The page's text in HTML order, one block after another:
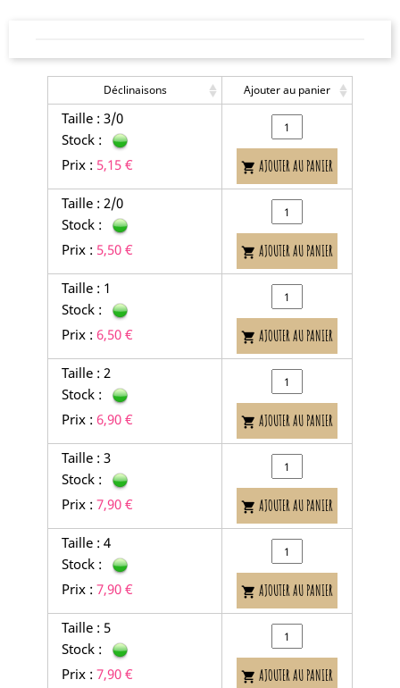
Déclinaisons Ajouter au panier
Taille : 3/0
Stock :
Prix : 5,15 €  AJOUTER AU PANIER
Taille : 2/0
Stock :
Prix : 5,50 €  AJOUTER AU PANIER
Taille : 1
Stock :
Prix : 6,50 €  AJOUTER AU PANIER
Taille : 2
Stock :
Prix : 6,90 €  AJOUTER AU PANIER
Taille : 3
Stock :
Prix : 7,90 €  AJOUTER AU PANIER
Taille : 4
Stock :
Prix : 7,90 €  AJOUTER AU PANIER
Taille : 5
Stock :
Prix : 7,90 €  AJOUTER AU PANIER